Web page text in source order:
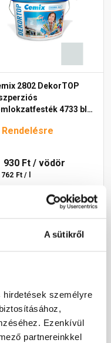
A sütikről
hirdetések személyre
Ezenkívül
partnereinkkel
2802 DekorTOP
4733 blue
Rendelésre
930 Ft / vödör
Ft / l
Megnézem
2802 DekorTOP